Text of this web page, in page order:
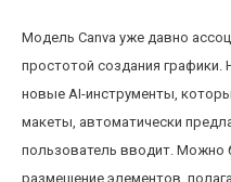
Модель Canva уже давно
простотой создания
новые AI-инструменты,
макеты, автоматически
пользователь вводит. Можно
размещение элементов,